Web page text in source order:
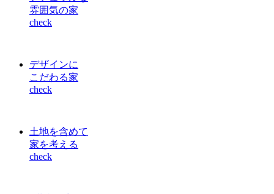
雰囲気の家
check
デザインに
こだわる家
check
土地を含めて
家を考える
check